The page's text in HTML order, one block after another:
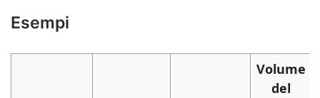
Esempi
Volume
del